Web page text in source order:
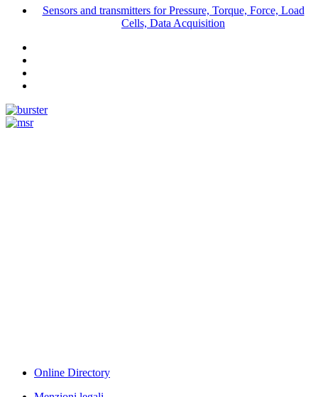
Sensors and transmitters for Pressure, Torque, Force, Load
Cells, Data Acquisition
Online Directory